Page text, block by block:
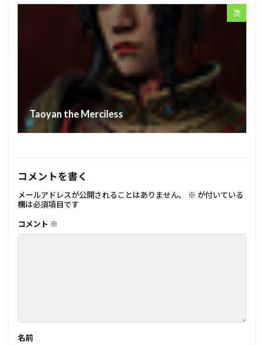
次
Taoyan the Merciless
コメントを書く
メールアドレスが公開されることはありません。 ※ が付いている
欄は必須項目です
コメント ※
名前